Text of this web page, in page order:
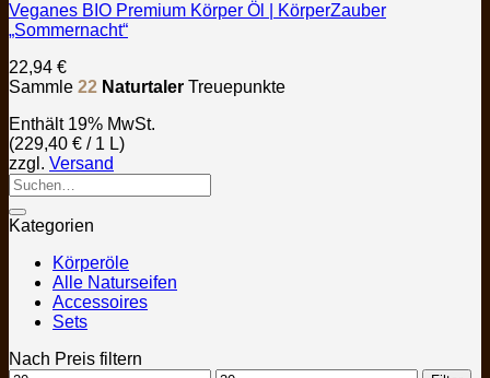
Veganes BIO Premium Körper Öl | KörperZauber
„Sommernacht“
22,94 €
Sammle 22 Naturtaler Treuepunkte
Enthält 19% MwSt.
(229,40 € / 1 L)
zzgl. Versand
Kategorien
Körperöle
Alle Naturseifen
Accessoires
Sets
Nach Preis filtern